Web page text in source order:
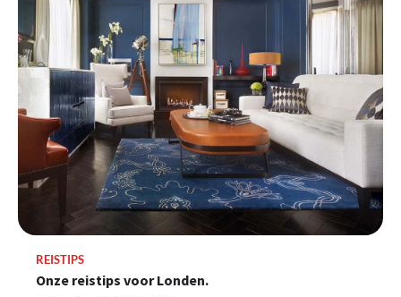
REISTIPS
Onze reistips voor Londen.